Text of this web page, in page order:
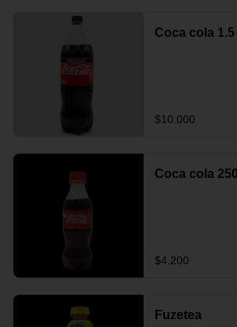
Coca cola 1.5
$10.000
Coca cola
$4.200
Fuzetea